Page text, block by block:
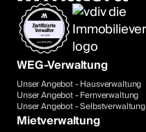
WEG-Verwaltung
Unser Angebot - Hausverwaltung
Unser Angebot - Fernverwaltung
Unser Angebot - Selbstverwaltung
Mietverwaltung